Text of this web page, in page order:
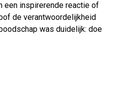
een inspirerende reactie of
de verantwoordelijkheid
was duidelijk: doe